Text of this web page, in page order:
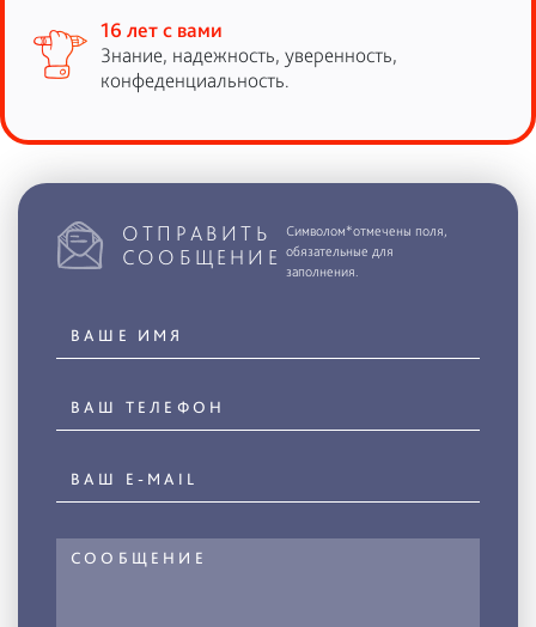
16 лет с вами
Знание, надежность, уверенность,
конфеденциальность.
ОТПРАВИТЬ
СООБЩЕНИЕ
Символом*отмечены поля,
обязательные для
заполнения.